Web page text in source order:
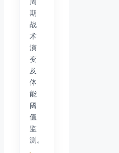
期
战
术
演
变
及
体
能
阈
值
监
测。